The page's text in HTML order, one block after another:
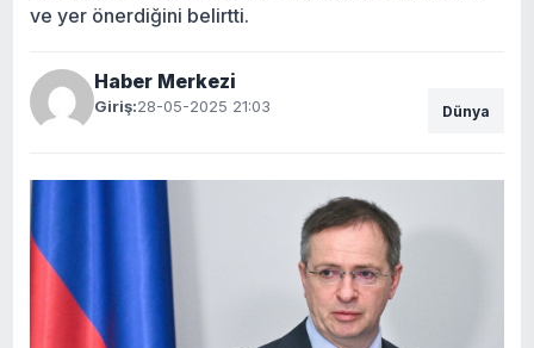
ve yer önerdiğini belirtti.
Haber Merkezi
Giriş:28-05-2025 21:03 Dünya